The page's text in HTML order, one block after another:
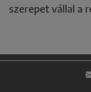
szerepet vállal a